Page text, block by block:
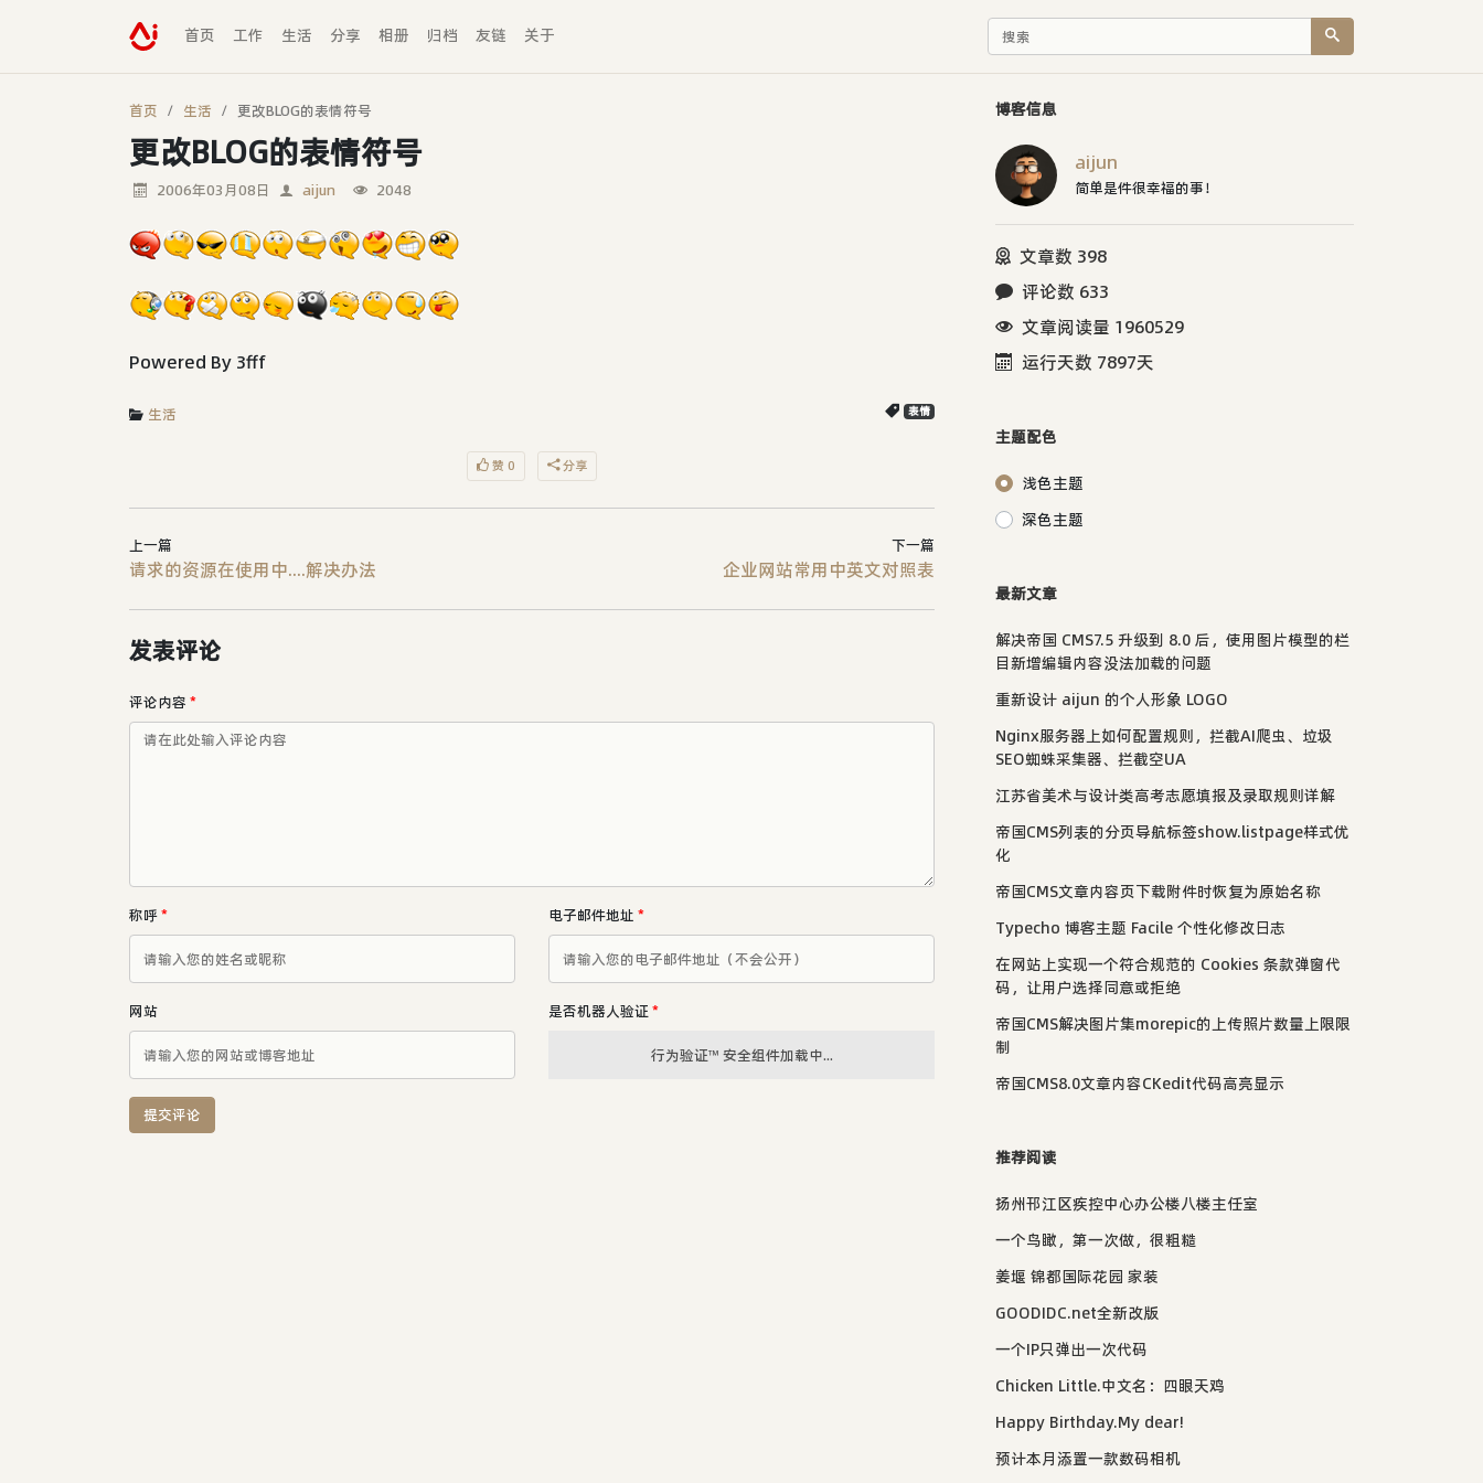
首页 工作 生活 分享 相册 归档 友链 关于
首页 生活 更改BLOG的表情符号
更改BLOG的表情符号
2006年03月08日 aijun 2048
Powered By 3fff
生活 表情
赞 0 分享
上一篇
请求的资源在使用中....解决办法
下一篇
企业网站常用中英文对照表
发表评论
评论内容 *
称呼* 电子邮件地址 *
网站 是否机器人验证 *
行为验证™ 安全组件加载中...
提交评论
博客信息
aijun
简单是件很幸福的事！
文章数 398
评论数 633
文章阅读量 1960529
运行天数 7897天
主题配色
浅色主题
深色主题
最新文章
解决帝国 CMS7.5 升级到 8.0 后，使用图片模型的栏
目新增编辑内容没法加载的问题
重新设计 aijun 的个人形象 LOGO
Nginx服务器上如何配置规则，拦截AI爬虫、垃圾
SEO蜘蛛采集器、拦截空UA
江苏省美术与设计类高考志愿填报及录取规则详解
帝国CMS列表的分页导航标签show.listpage样式优
化
帝国CMS文章内容页下载附件时恢复为原始名称
Typecho 博客主题 Facile 个性化修改日志
在网站上实现一个符合规范的 Cookies 条款弹窗代
码，让用户选择同意或拒绝
帝国CMS解决图片集morepic的上传照片数量上限限
制
帝国CMS8.0文章内容CKedit代码高亮显示
推荐阅读
扬州邗江区疾控中心办公楼八楼主任室
一个鸟瞰，第一次做，很粗糙
姜堰 锦都国际花园 家装
GOODIDC.net全新改版
一个IP只弹出一次代码
Chicken Little.中文名：四眼天鸡
Happy Birthday.My dear!
预计本月添置一款数码相机